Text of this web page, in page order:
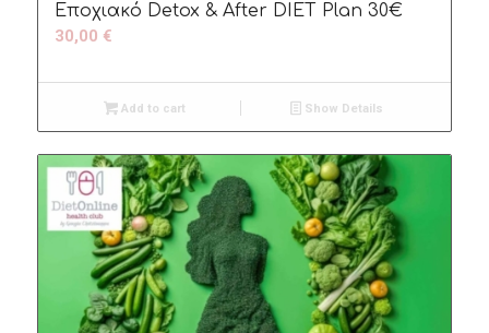
Εποχιακό Detox & After DIET Plan 30€
30,00 €
Add to cart Show Details